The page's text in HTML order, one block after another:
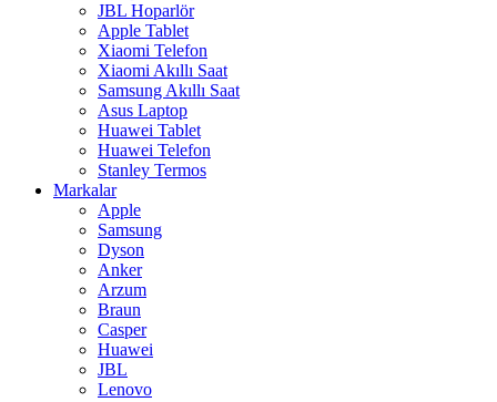
JBL Hoparlör
Apple Tablet
Xiaomi Telefon
Xiaomi Akıllı Saat
Samsung Akıllı Saat
Asus Laptop
Huawei Tablet
Huawei Telefon
Stanley Termos
Markalar
Apple
Samsung
Dyson
Anker
Arzum
Braun
Casper
Huawei
JBL
Lenovo